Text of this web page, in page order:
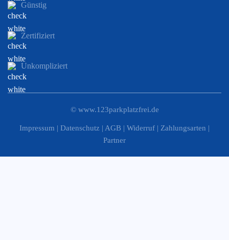
Günstig
Zertifiziert
Unkompliziert
© www.123parkplatzfrei.de
Impressum | Datenschutz | AGB | Widerruf | Zahlungsarten |
Partner